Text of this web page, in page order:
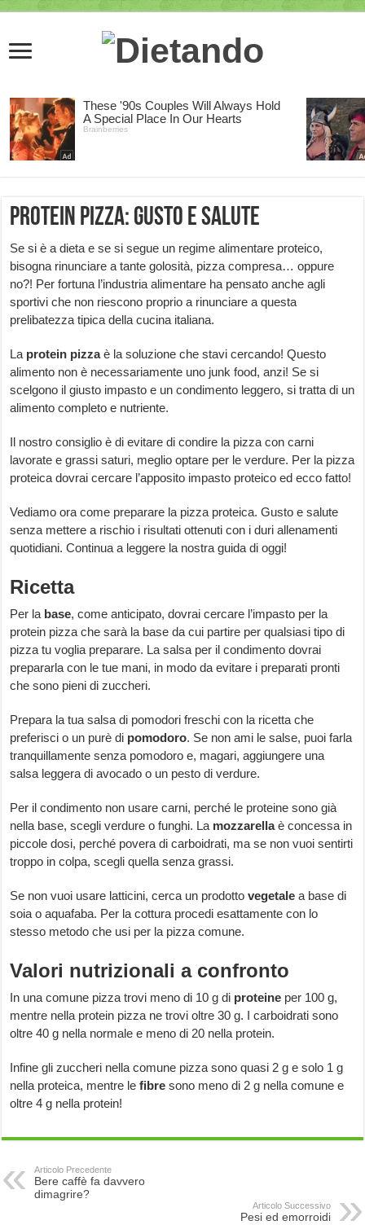
Protein pizza: gusto e salute
Se si è a dieta e se si segue un regime alimentare proteico,
bisogna rinunciare a tante golosità, pizza compresa… oppure
no?! Per fortuna l’industria alimentare ha pensato anche agli
sportivi che non riescono proprio a rinunciare a questa
prelibatezza tipica della cucina italiana.
La protein pizzaè la soluzione che stavi cercando! Questo
alimento non è necessariamente uno junk food, anzi! Se si
scelgono il giusto impasto e un condimento leggero, si tratta di un
alimento completo e nutriente.
Il nostro consiglio è di evitare di condire la pizza con carni
lavorate e grassi saturi, meglio optare per le verdure. Per la pizza
proteica dovrai cercare l’apposito impasto proteico ed ecco fatto!
Vediamo ora come preparare la pizza proteica. Gusto e salute
senza mettere a rischio i risultati ottenuti con i duri allenamenti
quotidiani. Continua a leggere la nostra guida di oggi!
Ricetta
Per la base, come anticipato, dovrai cercare l’impasto per la
protein pizza che sarà la base da cui partire per qualsiasi tipo di
pizza tu voglia preparare. La salsa per il condimento dovrai
prepararla con le tue mani, in modo da evitare i preparati pronti
che sono pieni di zuccheri.
Prepara la tua salsa di pomodori freschi con la ricetta che
preferisci o un purè di pomodoro. Se non ami le salse, puoi farla
tranquillamente senza pomodoro e, magari, aggiungere una
salsa leggera di avocado o un pesto di verdure.
Per il condimento non usare carni, perché le proteine sono già
nella base, scegli verdure o funghi. La mozzarellaè concessa in
piccole dosi, perché povera di carboidrati, ma se non vuoi sentirti
troppo in colpa, scegli quella senza grassi.
Se non vuoi usare latticini, cerca un prodottovegetale a base di
soia o aquafaba. Per la cottura procedi esattamente con lo
stesso metodo che usi per la pizza comune.
Valori nutrizionali a confronto
In una comune pizza trovi meno di 10 g di proteine per 100 g,
mentre nella protein pizza ne trovi oltre 30 g. I carboidrati sono
oltre 40 g nella normale e meno di 20 nella protein.
Infine gli zuccheri nella comune pizza sono quasi 2 g e solo 1 g
nella proteica, mentre lefibre sono meno di 2 g nella comune e
oltre 4 g nella protein!
Articolo Precedente
Bere caffè fa davvero
dimagrire?
Articolo Successivo
Pesi ed emorroidi